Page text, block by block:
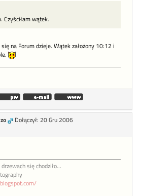
Czyściłam wątek.
się na Forum dzieje. Wątek założony 10:12 i
Dołączył: 20 Gru 2006
się chodziło...